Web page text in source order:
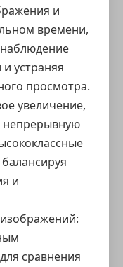
и
времени,
устраняя
просмотра.
увеличение,
непрерывную
и
сравнения